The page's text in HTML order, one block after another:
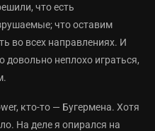
что есть
что оставим
во всех направлениях. И
довольно неплохо играться,
кто-то — Бугермена. Хотя
На деле я опирался на